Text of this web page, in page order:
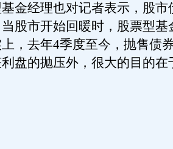
金经理也对记者表示，股市
股市开始回暖时，股票型基
，去年4季度至今，抛售债
盘的抛压外，很大的目的在